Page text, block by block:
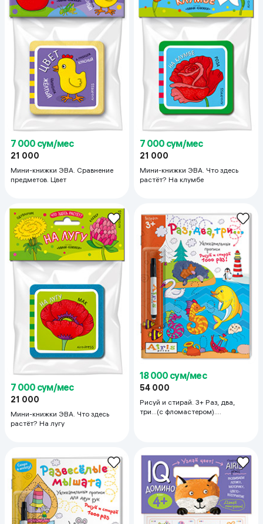
7 000 сум/мес
21 000
Мини-книжки ЭВА. Сравнение
предметов. Цвет
7 000 сум/мес
21 000
Мини-книжки ЭВА. Что здесь
растёт? На клумбе
7 000 сум/мес
21 000
Мини-книжки ЭВА. Что здесь
растёт? На лугу
18 000 сум/мес
54 000
Рисуй и стирай. 3+ Раз, два,
три...(с фломастером).